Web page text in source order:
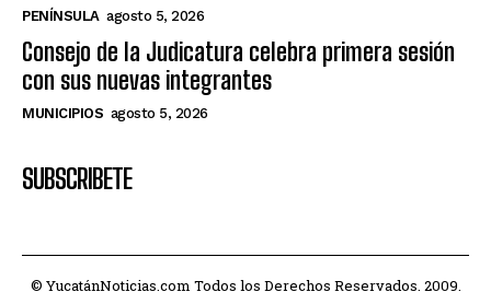
PENÍNSULA agosto 5, 2026
Consejo de la Judicatura celebra primera sesión
con sus nuevas integrantes
MUNICIPIOS agosto 5, 2026
SUBSCRIBETE
© YucatánNoticias.com Todos los Derechos Reservados. 2009.